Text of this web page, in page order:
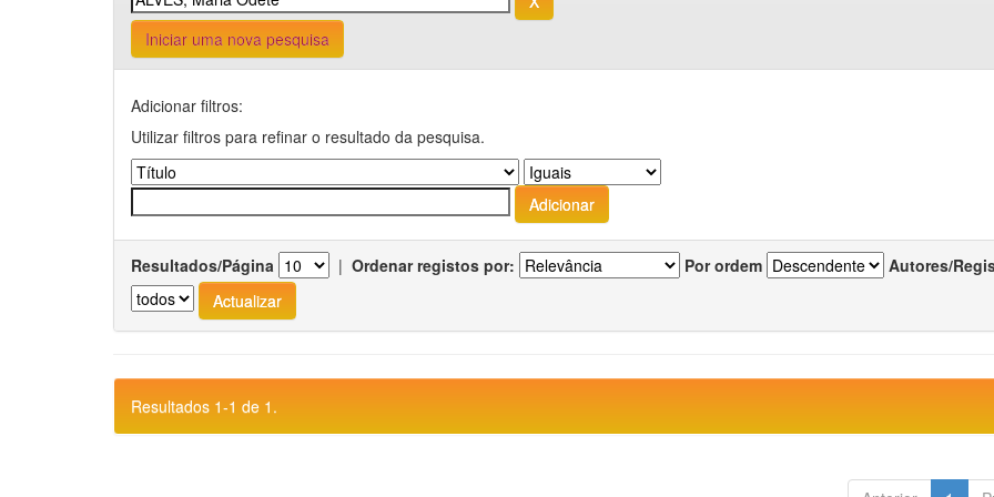
Iniciar uma nova pesquisa
Adicionar filtros:
Utilizar filtros para refinar o resultado da pesquisa.
Resultados/Página | Ordenar registos por: Por ordem Autores/
Resultados 1-1 de 1.